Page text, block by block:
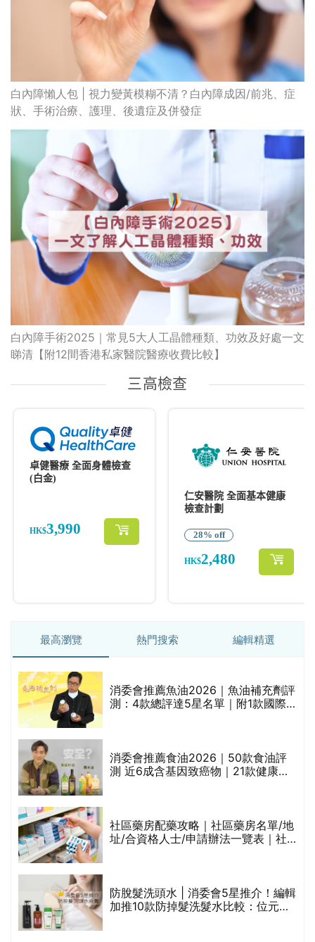
白內障懶人包 | 視力變黃模糊不清？白內障成因/前兆、症
狀、手術治療、護理、後遺症及併發症
白內障手術2025｜常見5大人工晶體種類、功效及好處一文
睇清【附12間香港私家醫院醫療收費比較】
最高瀏覽 熱門搜索 編輯精選
消委會推薦魚油2026｜魚油補充劑評
測：4款總評達5星名單｜附1款國際
消委會推薦食油2026｜50款食油評
測 近6成含基因致癌物｜21款健康煮
社區藥房配藥攻略｜社區藥房名單/地
址/合資格人士/申請辦法一覽表｜社
防脫髮洗頭水 | 消委會5星推介！編輯
加推10款防掉髮洗髮水比較：位元